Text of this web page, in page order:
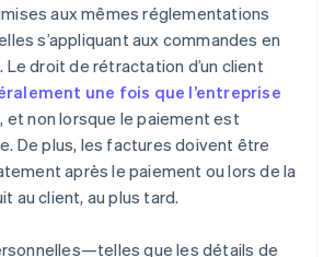
aux mêmes réglementations
s’appliquant aux commandes en
Le droit de rétractation d’un client
une fois que l’entreprise
, et non lorsque le paiement est
De plus, les factures doivent être
après le paiement ou lors de la
au client, au plus tard.
que les détails de